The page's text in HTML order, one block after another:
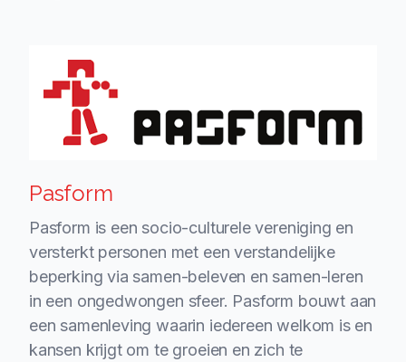
Pasform
Pasform is een socio-culturele vereniging en
versterkt personen met een verstandelijke
beperking via samen-beleven en samen-leren
in een ongedwongen sfeer. Pasform bouwt aan
een samenleving waarin iedereen welkom is en
kansen krijgt om te groeien en zich te